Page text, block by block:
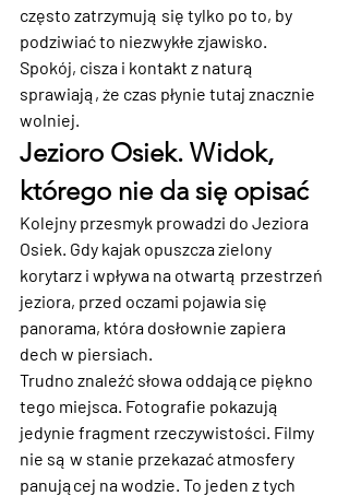
często zatrzymują się tylko po to, by
podziwiać to niezwykłe zjawisko.
Spokój, cisza i kontakt z naturą
sprawiają, że czas płynie tutaj znacznie
wolniej.
Jezioro Osiek. Widok,
którego nie da się opisać
Kolejny przesmyk prowadzi do Jeziora
Osiek. Gdy kajak opuszcza zielony
korytarz i wpływa na otwartą przestrzeń
jeziora, przed oczami pojawia się
panorama, która dosłownie zapiera
dech w piersiach.
Trudno znaleźć słowa oddające piękno
tego miejsca. Fotografie pokazują
jedynie fragment rzeczywistości. Filmy
nie są w stanie przekazać atmosfery
panującej na wodzie. To jeden z tych